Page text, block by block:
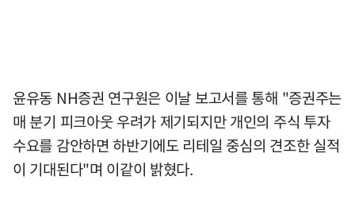
윤유동 NH증권 연구원은 이날 보고서를 통해 "증권주는
매 분기 피크아웃 우려가 제기되지만 개인의 주식 투자
수요를 감안하면 하반기에도 리테일 중심의 견조한 실적
이 기대된다"며 이같이 밝혔다.